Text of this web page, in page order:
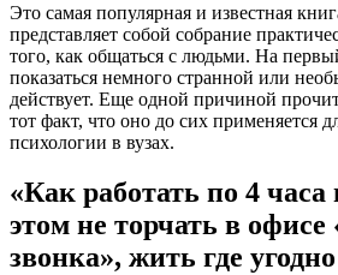
Это самая популярная и известная
представляет собой собрание
того, как общаться с людьми. На
показаться немного странной или
действует. Еще одной причиной
тот факт, что оно до сих применяется
психологии в вузах.
«Как работать по 4
этом не торчать в офисе
звонка», жить где